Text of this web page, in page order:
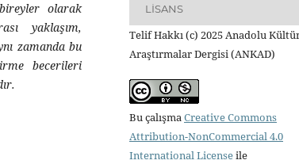
olarak
yaklaşım,
zamanda bu
becerileri
LISANS
Telif Hakkı (c) 2025 Anadolu
Araştırmalar Dergisi (ANKAD)
Bu çalışmaCreative Commons
Attribution-NonCommercial 4.0
International Licenseile